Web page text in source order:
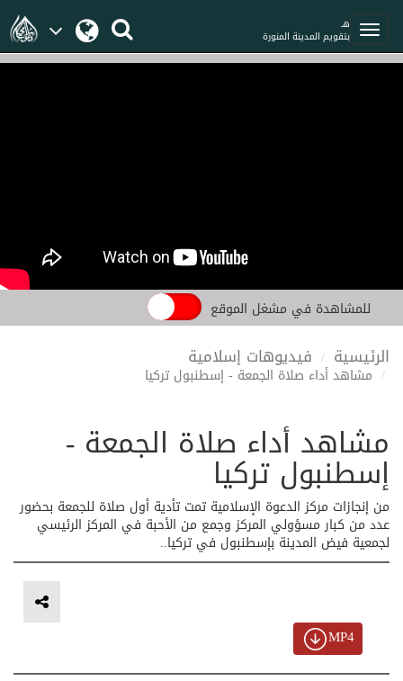
هـ
بتقويم المدينة المنورة
للمشاهدة في مشغل الموقع
الرئيسية فيديوهات إسلامية
مشاهد أداء صلاة الجمعة - إسطنبول تركيا
مشاهد أداء صلاة الجمعة -
إسطنبول تركيا
من إنجازات مركز الدعوة الإسلامية تمت تأدية أول صلاة للجمعة بحضور
عدد من كبار مسؤولي المركز وجمع من الأحبة في المركز الرئيسي
لجمعية فيض المدينة بإسطنبول في تركيا..
MP4